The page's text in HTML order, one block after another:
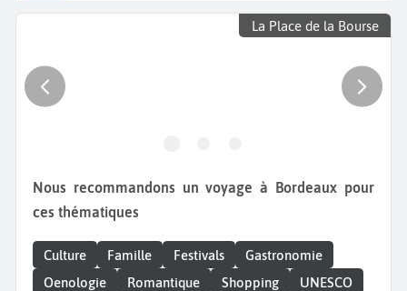
La Place de la Bourse
Nous recommandons un voyage à Bordeaux pour
ces thématiques
Culture Famille Festivals
Gastronomie
Oenologie
Romantique Shopping
UNESCO